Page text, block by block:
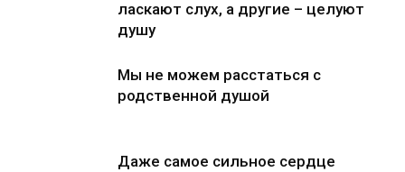
ласкают слух, а другие – целуют
душу
Мы не можем расстаться с
родственной душой
Даже самое сильное сердце